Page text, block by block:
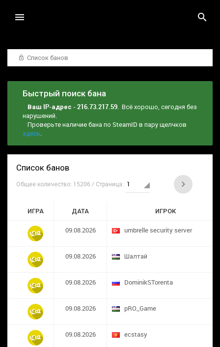
Список банов
Быстрый поиск бана
Ваш IP-адрес - 216.73.217.59. Всё хорошо, сегодня без
нарушений.
Проверьте наличие бана по SteamID в пару щелчков
здесь.
Список банов
Общее количество: 15206 / Страница:
ИГРА ДАТА ИГРОК
09.08.2026 umbrelle security server
09.08.2026 Шалтай
09.08.2026 DominikSTorenta
09.08.2026 pRO_Game
09.08.2026 ecstasy